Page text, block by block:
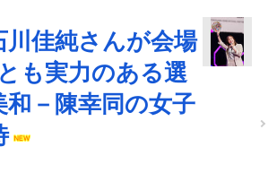
川佳純さんが会場
も実力のある選
和－陳幸同の女子